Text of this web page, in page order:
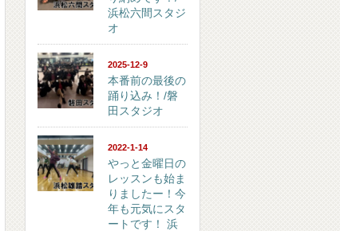
浜松六間スタジ
オ
2025-12-9
本番前の最後の
踊り込み！/磐
田スタジオ
2022-1-14
やっと金曜日の
レッスンも始ま
りましたー！今
年も元気にスタ
ートです！ 浜